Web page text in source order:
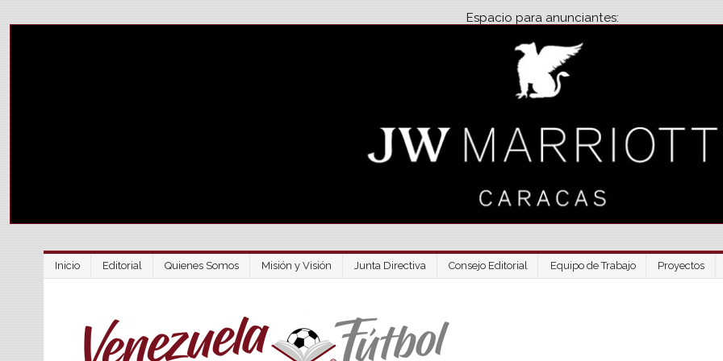
Espacio para anunciantes:
Inicio Editorial Quienes Somos Misión y Visión Junta Directiva Consejo Editorial Equipo de Trabajo Proyectos